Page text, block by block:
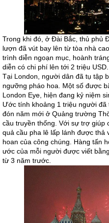
Trong khi đó, ở Đài Bắc, thủ phủ
lượn đã vút bay lên từ tòa nhà
trình diễn ngoạn mục, hoành
diễn có chi phí lên tới 2 triệu USD.
Tại London, người dân đã tụ tập
ngưỡng pháo hoa. Một số được
London Eye, hiện đang kỷ niệm
Ước tính khoảng 1 triệu người đã
đón năm mới ở Quảng trường
cầu truyền thống. Với sự trợ giúp
quả cầu pha lê lấp lánh được thả
hoan của công chúng. Hàng tấn
ước của mỗi người được viết
từ 3 năm trước.